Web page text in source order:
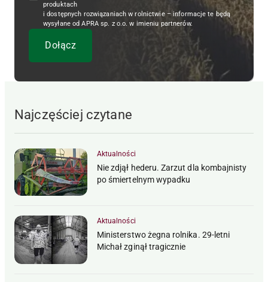
produktach
i dostępnych rozwiązaniach w rolnictwie – informacje te będą
wysyłane od APRA sp. z o.o. w imieniu partnerów.
Najczęściej czytane
Aktualności
Nie zdjął hederu. Zarzut dla kombajnisty
po śmiertelnym wypadku
Aktualności
Ministerstwo żegna rolnika. 29-letni
Michał zginął tragicznie